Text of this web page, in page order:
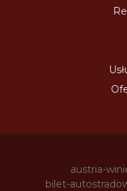
austria-
bilet-